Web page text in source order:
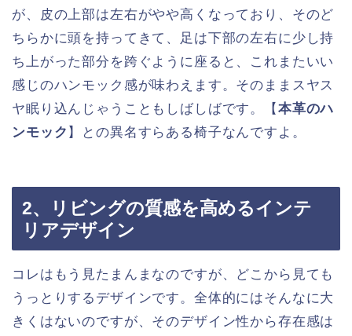
が、皮の上部は左右がやや高くなっており、そのど
ちらかに頭を持ってきて、足は下部の左右に少し持
ち上がった部分を跨ぐように座ると、これまたいい
感じのハンモック感が味わえます。そのままスヤス
ヤ眠り込んじゃうこともしばしばです。【 本革のハ
ンモック 】との異名すらある椅子なんですよ。
2、リビングの質感を高めるインテ
リアデザイン
コレはもう見たまんまなのですが、どこから見ても
うっとりするデザインです。全体的にはそんなに大
きくはないのですが、そのデザイン性から存在感は